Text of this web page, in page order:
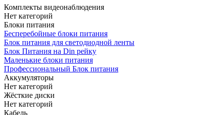
Комплекты видеонаблюдения
Нет категорий
Блоки питания
Бесперебойные блоки питания
Блок питания для светодиодной ленты
Блок Питания на Din рейку
Маленькие блоки питания
Профессиональный Блок питания
Аккумуляторы
Нет категорий
Жёсткие диски
Нет категорий
Кабель